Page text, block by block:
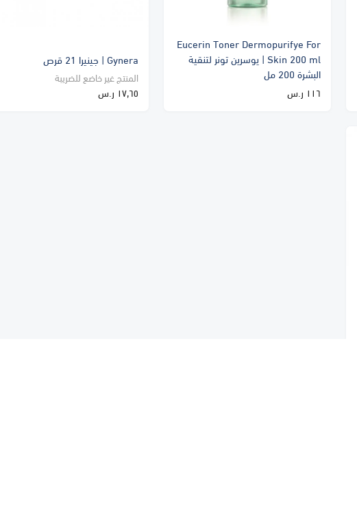
Eucerin Toner Dermopurifye For
Skin 200 ml | يوسرين تونر لتنقية
البشرة 200 مل
١١٦ ر.س
Gynera | جينيرا 21 قرص
المنتج غير خاضع للضريبة
١٧٫٦٥ ر.س